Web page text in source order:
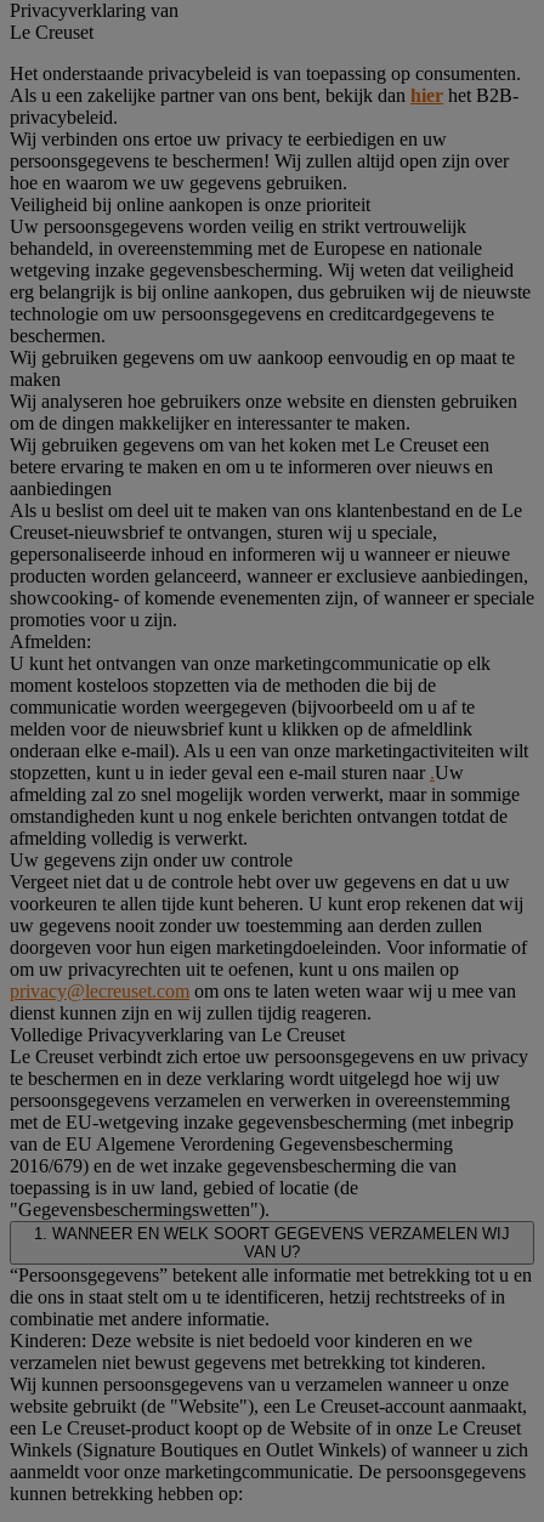
Privacyverklaring van
Le Creuset
Het onderstaande privacybeleid is van toepassing op consumenten.
Als u een zakelijke partner van ons bent, bekijk dan hier het B2B-
privacybeleid.
Wij verbinden ons ertoe uw privacy te eerbiedigen en uw
persoonsgegevens te beschermen! Wij zullen altijd open zijn over
hoe en waarom we uw gegevens gebruiken.
Veiligheid bij online aankopen is onze prioriteit
Uw persoonsgegevens worden veilig en strikt vertrouwelijk
behandeld, in overeenstemming met de Europese en nationale
wetgeving inzake gegevensbescherming. Wij weten dat veiligheid
erg belangrijk is bij online aankopen, dus gebruiken wij de nieuwste
technologie om uw persoonsgegevens en creditcardgegevens te
beschermen.
Wij gebruiken gegevens om uw aankoop eenvoudig en op maat te
maken
Wij analyseren hoe gebruikers onze website en diensten gebruiken
om de dingen makkelijker en interessanter te maken.
Wij gebruiken gegevens om van het koken met Le Creuset een
betere ervaring te maken en om u te informeren over nieuws en
aanbiedingen
Als u beslist om deel uit te maken van ons klantenbestand en de Le
Creuset-nieuwsbrief te ontvangen, sturen wij u speciale,
gepersonaliseerde inhoud en informeren wij u wanneer er nieuwe
producten worden gelanceerd, wanneer er exclusieve aanbiedingen,
showcooking- of komende evenementen zijn, of wanneer er speciale
promoties voor u zijn.
Afmelden:
U kunt het ontvangen van onze marketingcommunicatie op elk
moment kosteloos stopzetten via de methoden die bij de
communicatie worden weergegeven (bijvoorbeeld om u af te
melden voor de nieuwsbrief kunt u klikken op de afmeldlink
onderaan elke e-mail). Als u een van onze marketingactiviteiten wilt
stopzetten, kunt u in ieder geval een e-mail sturen naar .Uw
afmelding zal zo snel mogelijk worden verwerkt, maar in sommige
omstandigheden kunt u nog enkele berichten ontvangen totdat de
afmelding volledig is verwerkt.
Uw gegevens zijn onder uw controle
Vergeet niet dat u de controle hebt over uw gegevens en dat u uw
voorkeuren te allen tijde kunt beheren. U kunt erop rekenen dat wij
uw gegevens nooit zonder uw toestemming aan derden zullen
doorgeven voor hun eigen marketingdoeleinden. Voor informatie of
om uw privacyrechten uit te oefenen, kunt u ons mailen op
privacy@lecreuset.com om ons te laten weten waar wij u mee van
dienst kunnen zijn en wij zullen tijdig reageren.
Volledige Privacyverklaring van Le Creuset
Le Creuset verbindt zich ertoe uw persoonsgegevens en uw privacy
te beschermen en in deze verklaring wordt uitgelegd hoe wij uw
persoonsgegevens verzamelen en verwerken in overeenstemming
met de EU-wetgeving inzake gegevensbescherming (met inbegrip
van de EU Algemene Verordening Gegevensbescherming
2016/679) en de wet inzake gegevensbescherming die van
toepassing is in uw land, gebied of locatie (de
"Gegevensbeschermingswetten").
1. WANNEER EN WELK SOORT GEGEVENS VERZAMELEN WIJ
VAN U?
“Persoonsgegevens” betekent alle informatie met betrekking tot u en
die ons in staat stelt om u te identificeren, hetzij rechtstreeks of in
combinatie met andere informatie.
Kinderen: Deze website is niet bedoeld voor kinderen en we
verzamelen niet bewust gegevens met betrekking tot kinderen.
Wij kunnen persoonsgegevens van u verzamelen wanneer u onze
website gebruikt (de "Website"), een Le Creuset-account aanmaakt,
een Le Creuset-product koopt op de Website of in onze Le Creuset
Winkels (Signature Boutiques en Outlet Winkels) of wanneer u zich
aanmeldt voor onze marketingcommunicatie. De persoonsgegevens
kunnen betrekking hebben op: